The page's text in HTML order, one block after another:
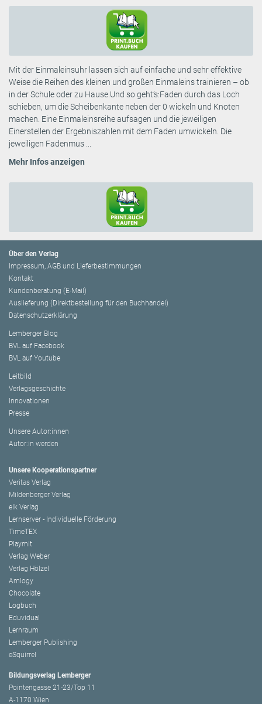
Mit der Einmaleinsuhr lassen sich auf einfache und sehr effektive
Weise die Reihen des kleinen und großen Einmaleins trainieren – ob
in der Schule oder zu Hause.Und so geht’s:Faden durch das Loch
schieben, um die Scheibenkante neben der 0 wickeln und Knoten
machen. Eine Einmaleinsreihe aufsagen und die jeweiligen
Einerstellen der Ergebniszahlen mit dem Faden umwickeln. Die
jeweiligen Fadenmus ...
Mehr Infos anzeigen
Über den Verlag
Impressum, AGB und Lieferbestimmungen
Kontakt
Kundenberatung (E-Mail)
Auslieferung (Direktbestellung für den Buchhandel)
Datenschutzerklärung
Lemberger Blog
BVL auf Facebook
BVL auf Youtube
Leitbild
Verlagsgeschichte
Innovationen
Presse
Unsere Autor:innen
Autor:in werden
Unsere Kooperationspartner
Veritas Verlag
Mildenberger Verlag
elk Verlag
Lernserver - Individuelle Förderung
TimeTEX
Playmit
Verlag Weber
Verlag Hölzel
Amlogy
Chocolate
Logbuch
Eduvidual
Lernraum
Lemberger Publishing
eSquirrel
Bildungsverlag Lemberger
Pointengasse 21-23/Top 11
A-1170 Wien